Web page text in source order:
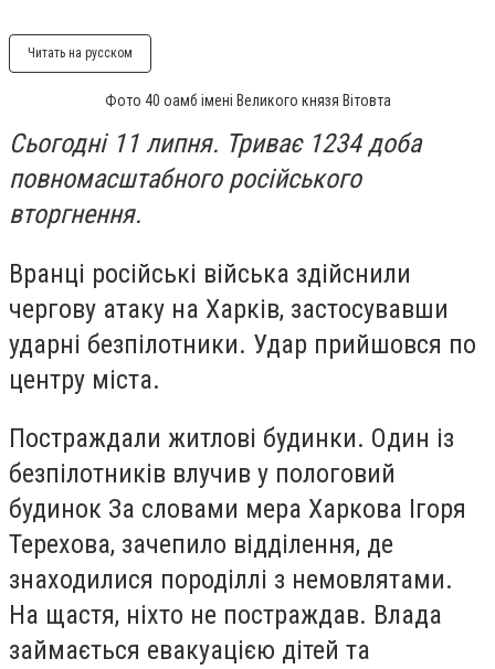
Читать на русском
Фото 40 оамб імені Великого князя Вітовта
Сьогодні 11 липня. Триває 1234 доба
повномасштабного російського
вторгнення.
Вранці російські війська здійснили
чергову атаку на Харків, застосувавши
ударні безпілотники. Удар прийшовся по
центру міста.
Постраждали житлові будинки. Один із
безпілотників влучив у пологовий
будинок За словами мера Харкова Ігоря
Терехова, зачепило відділення, де
знаходилися породіллі з немовлятами.
На щастя, ніхто не постраждав. Влада
займається евакуацією дітей та